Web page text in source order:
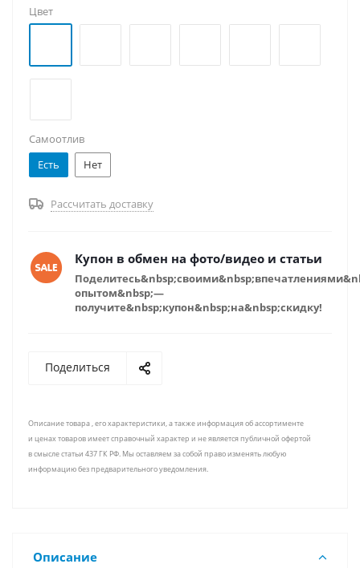
Цвет
Самоотлив
Есть
Нет
Рассчитать доставку
Купон в обмен на фото/видео и статьи
опытом&nbsp;—
получите&nbsp;купон&nbsp;на&nbsp;скидку!
Поделиться
Описание товара , его характеристики, а также информация об ассортименте
и ценах товаров имеет справочный характер и не является публичной офертой
в смысле статьи 437 ГК РФ. Мы оставляем за собой право изменять любую
информацию без предварительного уведомления.
Описание